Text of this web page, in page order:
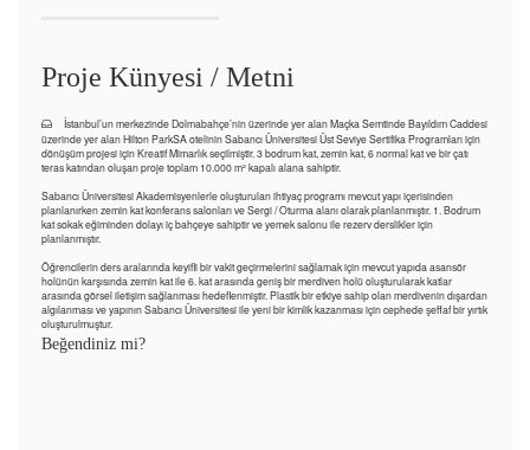
Proje Künyesi / Metni
İstanbul’un merkezinde Dolmabahçe’nin üzerinde yer alan Maçka Semtinde Bayıldım Caddesi
üzerinde yer alan Hilton ParkSA otelinin Sabancı Üniversitesi Üst Seviye Sertifika Programları için
dönüşüm projesi için Kreatif Mimarlık seçilmiştir. 3 bodrum kat, zemin kat, 6 normal kat ve bir çatı
teras katından oluşan proje toplam 10.000 m² kapalı alana sahiptir.
Sabancı Üniversitesi Akademisyenlerle oluşturulan ihtiyaç programı mevcut yapı içerisinden
planlanırken zemin kat konferans salonları ve Sergi / Oturma alanı olarak planlanmıştır. 1. Bodrum
kat sokak eğiminden dolayı iç bahçeye sahiptir ve yemek salonu ile rezerv derslikler için
planlanmıştır.
Öğrencilerin ders aralarında keyifli bir vakit geçirmelerini sağlamak için mevcut yapıda asansör
holünün karşısında zemin kat ile 6. kat arasında geniş bir merdiven holü oluşturularak katlar
arasında görsel iletişim sağlanması hedeflenmiştir. Plastik bir etkiye sahip olan merdivenin dışardan
algılanması ve yapının Sabancı Üniversitesi ile yeni bir kimlik kazanması için cephede şeffaf bir yırtık
oluşturulmuştur.
Beğendiniz mi?